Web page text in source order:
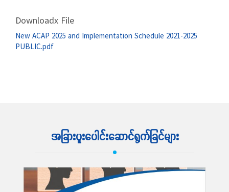
Downloadx File
New ACAP 2025 and Implementation Schedule 2021-2025
PUBLIC.pdf
အခြားပူးပေါင်းဆောင်ရွက်ခြင်များ